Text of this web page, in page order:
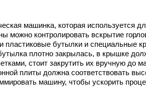
машинка, которая используется
можно контролировать вскрытие
пластиковые бутылки и специальные
плотно закрылась, в крышке
стоит закрутить их вручную до
плиты должна соответствовать
машину, чтобы ускорить